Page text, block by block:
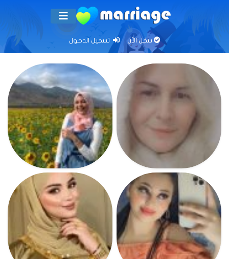
سجّل الآن تسجيل الدخول